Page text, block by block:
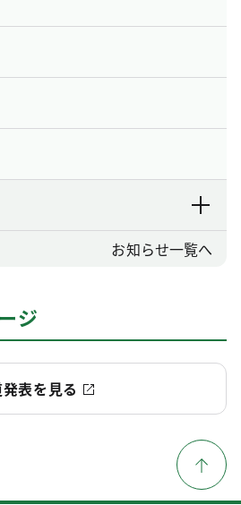
お知らせ一覧へ
ジ
表を見る